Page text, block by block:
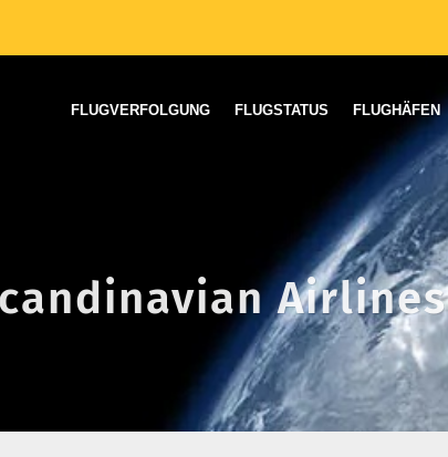
FLUGVERFOLGUNG FLUGSTATUS FLUGHÄFEN
Airlines